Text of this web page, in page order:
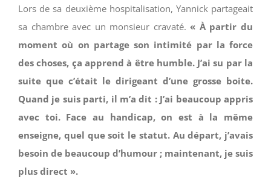
Lors de sa deuxième hospitalisation, Yannick partageait
sa chambre avec un monsieur cravaté.« À partir du
moment où on partage son intimité par la force
des choses, ça apprend à être humble. J’ai su par la
suite que c’était le dirigeant d’une grosse boite.
Quand je suis parti, il m’a dit : J’ai beaucoup appris
avec toi. Face au handicap, on est à la même
enseigne, quel que soit le statut. Au départ, j’avais
besoin de beaucoup d’humour ; maintenant, je suis
plus direct ».